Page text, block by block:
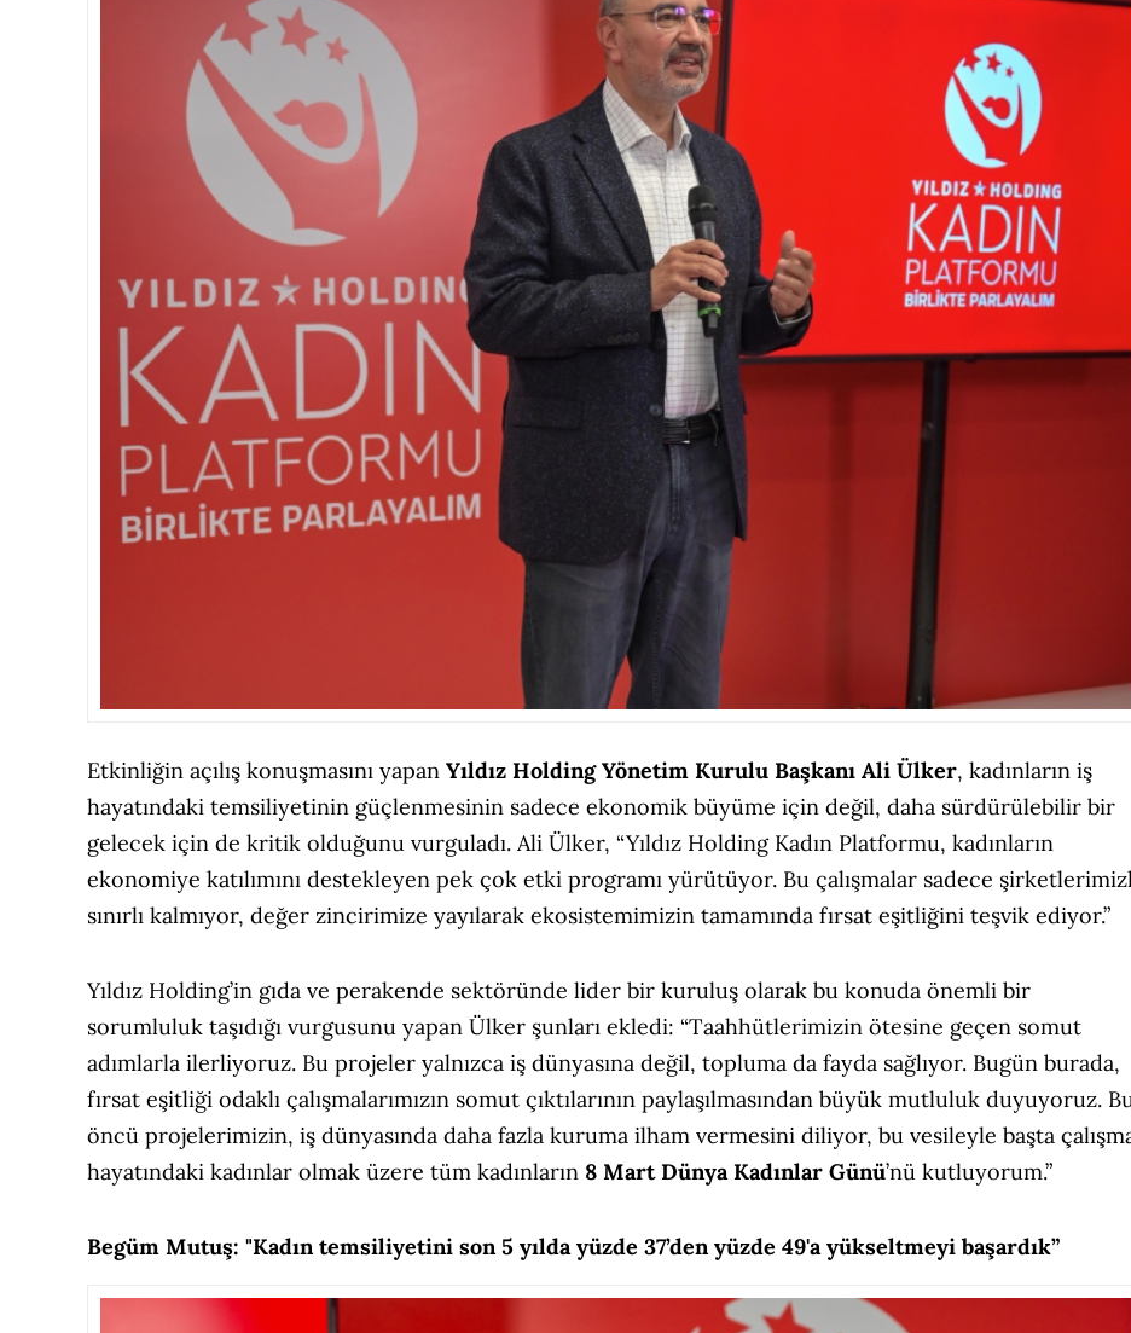
Etkinliğin açılış konuşmasını yapan Yıldız Holding Yönetim Kurulu Başkanı Ali Ülker, kadınların iş
hayatındaki temsiliyetinin güçlenmesinin sadece ekonomik büyüme için değil, daha sürdürülebilir bir
gelecek için de kritik olduğunu vurguladı. Ali Ülker, “Yıldız Holding Kadın Platformu, kadınların
ekonomiye katılımını destekleyen pek çok etki programı yürütüyor. Bu çalışmalar sadece
sınırlı kalmıyor, değer zincirimize yayılarak ekosistemimizin tamamında fırsat eşitliğini teşvik ediyor.”
Yıldız Holding’in gıda ve perakende sektöründe lider bir kuruluş olarak bu konuda önemli bir
sorumluluk taşıdığı vurgusunu yapan Ülker şunları ekledi: “Taahhütlerimizin ötesine geçen somut
adımlarla ilerliyoruz. Bu projeler yalnızca iş dünyasına değil, topluma da fayda sağlıyor. Bugün burada,
fırsat eşitliği odaklı çalışmalarımızın somut çıktılarının paylaşılmasından büyük mutluluk duyuyoruz.
öncü projelerimizin, iş dünyasında daha fazla kuruma ilham vermesini diliyor, bu vesileyle başta
hayatındaki kadınlar olmak üzere tüm kadınların 8 Mart Dünya Kadınlar Günü’nü kutluyorum.”
Begüm Mutuş: "Kadın temsiliyetini son 5 yılda yüzde 37’den yüzde 49'a yükseltmeyi başardık”